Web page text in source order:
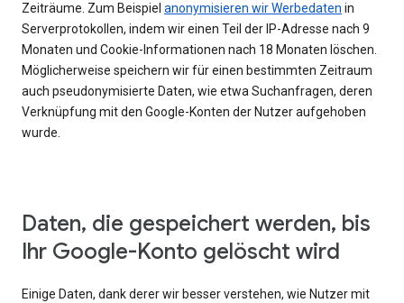
Zeiträume. Zum Beispiel anonymisieren wir Werbedaten in
Serverprotokollen, indem wir einen Teil der IP-Adresse nach 9
Monaten und Cookie-Informationen nach 18 Monaten löschen.
Möglicherweise speichern wir für einen bestimmten Zeitraum
auch pseudonymisierte Daten, wie etwa Suchanfragen, deren
Verknüpfung mit den Google-Konten der Nutzer aufgehoben
wurde.
Daten, die gespeichert werden, bis
Ihr Google-Konto gelöscht wird
Einige Daten, dank derer wir besser verstehen, wie Nutzer mit